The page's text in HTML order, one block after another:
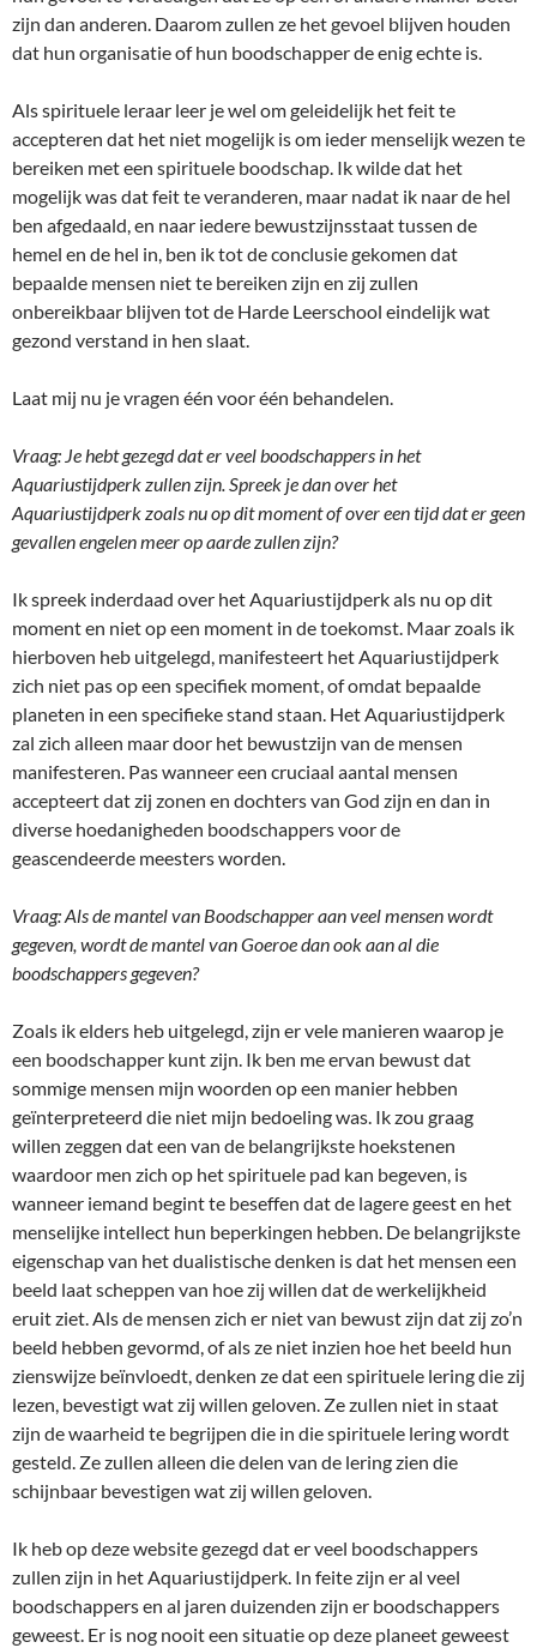
zijn dan anderen. Daarom zullen ze het gevoel blijven houden
dat hun organisatie of hun boodschapper de enig echte is.
Als spirituele leraar leer je wel om geleidelijk het feit te
accepteren dat het niet mogelijk is om ieder menselijk wezen te
bereiken met een spirituele boodschap. Ik wilde dat het
mogelijk was dat feit te veranderen, maar nadat ik naar de hel
ben afgedaald, en naar iedere bewustzijnsstaat tussen de
hemel en de hel in, ben ik tot de conclusie gekomen dat
bepaalde mensen niet te bereiken zijn en zij zullen
onbereikbaar blijven tot de Harde Leerschool eindelijk wat
gezond verstand in hen slaat.
Laat mij nu je vragen één voor één behandelen.
Vraag: Je hebt gezegd dat er veel boodschappers in het
Aquariustijdperk zullen zijn. Spreek je dan over het
Aquariustijdperk zoals nu op dit moment of over een tijd dat er geen
gevallen engelen meer op aarde zullen zijn?
Ik spreek inderdaad over het Aquariustijdperk als nu op dit
moment en niet op een moment in de toekomst. Maar zoals ik
hierboven heb uitgelegd, manifesteert het Aquariustijdperk
zich niet pas op een specifiek moment, of omdat bepaalde
planeten in een specifieke stand staan. Het Aquariustijdperk
zal zich alleen maar door het bewustzijn van de mensen
manifesteren. Pas wanneer een cruciaal aantal mensen
accepteert dat zij zonen en dochters van God zijn en dan in
diverse hoedanigheden boodschappers voor de
geascendeerde meesters worden.
Vraag: Als de mantel van Boodschapper aan veel mensen wordt
gegeven, wordt de mantel van Goeroe dan ook aan al die
boodschappers gegeven?
Zoals ik elders heb uitgelegd, zijn er vele manieren waarop je
een boodschapper kunt zijn. Ik ben me ervan bewust dat
sommige mensen mijn woorden op een manier hebben
geïnterpreteerd die niet mijn bedoeling was. Ik zou graag
willen zeggen dat een van de belangrijkste hoekstenen
waardoor men zich op het spirituele pad kan begeven, is
wanneer iemand begint te beseffen dat de lagere geest en het
menselijke intellect hun beperkingen hebben. De belangrijkste
eigenschap van het dualistische denken is dat het mensen een
beeld laat scheppen van hoe zij willen dat de werkelijkheid
eruit ziet. Als de mensen zich er niet van bewust zijn dat zij zo’n
beeld hebben gevormd, of als ze niet inzien hoe het beeld hun
zienswijze beïnvloedt, denken ze dat een spirituele lering die zij
lezen, bevestigt wat zij willen geloven. Ze zullen niet in staat
zijn de waarheid te begrijpen die in die spirituele lering wordt
gesteld. Ze zullen alleen die delen van de lering zien die
schijnbaar bevestigen wat zij willen geloven.
Ik heb op deze website gezegd dat er veel boodschappers
zullen zijn in het Aquariustijdperk. In feite zijn er al veel
boodschappers en al jaren duizenden zijn er boodschappers
geweest. Er is nog nooit een situatie op deze planeet geweest